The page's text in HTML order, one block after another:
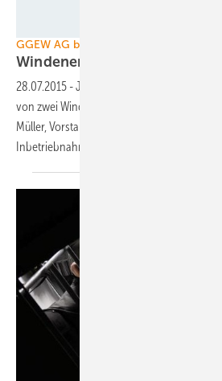
GGEW AG baut in Roßdorf
Windenergieanlagen für den
28.07.2015 -Jetzt ist es so weit. Die GGEW
von zwei Windenergieanlagen im Roßdorfer
Müller, Vorstand GGEW AG, erklärt: „Wir
Inbetriebnahme im kommenden Winter